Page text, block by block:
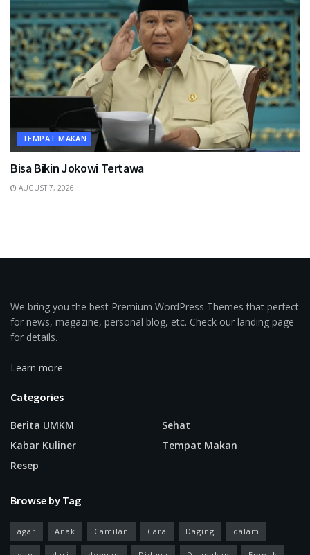
TEMPAT MAKAN
Bisa Bikin Jokowi Tertawa
AUGUST 7, 2026
We bring you the best Premium WordPress Themes that perfect
for news, magazine, personal blog, etc. Check our landing page
for details.
Learn more
Categories
Berita UMKM
Kabar Kuliner
Resep
Sehat
Tempat Makan
Browse by Tag
agar Anak Camilan Cara Daging dalam